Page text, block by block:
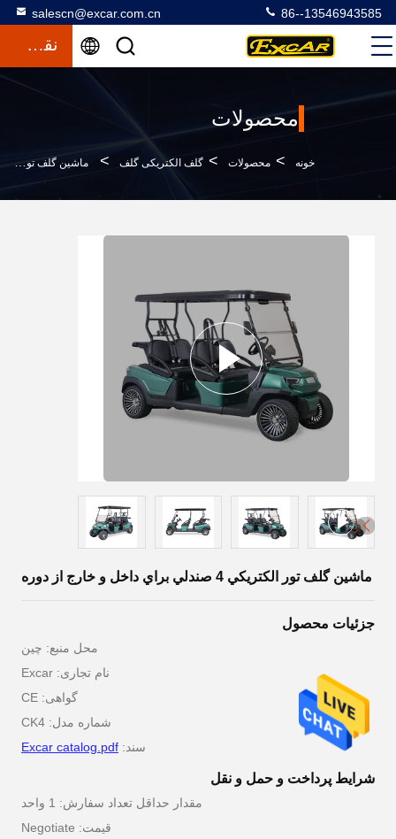
salescn@excar.com.cn 86--13546943585
نقل قول
محصولات
خونه > محصولات > گلف الکتریکی گلف > ماشين گلف تور الکتريکي 4 صندلي براي داخل و خارج از دوره
ماشين گلف تور الکتريکي 4 صندلي براي داخل و خارج از دوره
جزئیات محصول
محل منبع: چین
نام تجاری: Excar
گواهی: CE
شماره مدل: CK4
سند: Excar catalog.pdf
شرایط پرداخت و حمل و نقل
مقدار حداقل تعداد سفارش: 1 واحد
قیمت: Negotiate